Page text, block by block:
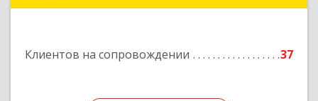
Клиентов на сопровождении 37
Подробнее